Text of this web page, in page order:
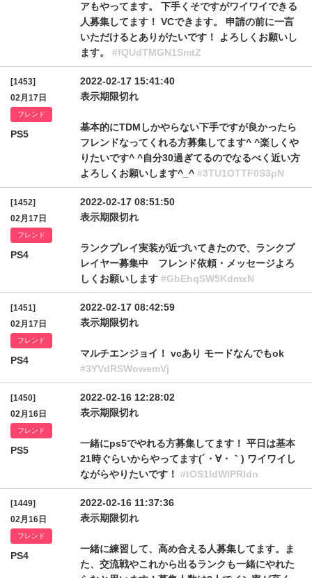
アもやってます。 下手くそですがワイワイできる
人募集してます！ VCできます。 申請の前に一言
いただけるとありがたいです！ よろしくお願いし
ます。 #fQUdTMGN1SmtZ
[1453]
02月17日
フレンド
PS5
2022-02-17 15:41:40
表示期限切れ
基本的にTDMしかやらない下手ですが良かったら
フレンドなってくれる方募集してます^ ^楽しくや
りたいです^ ^自分30過ぎてるのでなるべく近い方
よろしくお願いします^_^ #3TU1OTTF0S3pN
[1452]
02月17日
フレンド
PS4
2022-02-17 08:51:50
表示期限切れ
ランクプレイ実装が近づいてきたので、ランクプ
レイヤー募集中 フレンド依頼・メッセージよろ
しくお願いします #GbEhqSW5KdmxN
[1451]
02月17日
フレンド
PS4
2022-02-17 08:42:59
表示期限切れ
マルチエンジョイ！ vcあり モードなんでもok
#3YVdRSWowemVj
[1450]
02月16日
フレンド
PS5
2022-02-16 12:28:02
表示期限切れ
一緒にps5でやれる方募集してます！ 平日は基本
21時ぐらいからやってます(´・∀・｀) ワイワイし
ながらやりたいです！ #tOS1ldWlPRldn
[1449]
02月16日
フレンド
PS4
2022-02-16 11:37:36
表示期限切れ
一緒に練習して、高め合える人募集してます。ま
た、交流戦やこれから出るランクも一緒にやれた